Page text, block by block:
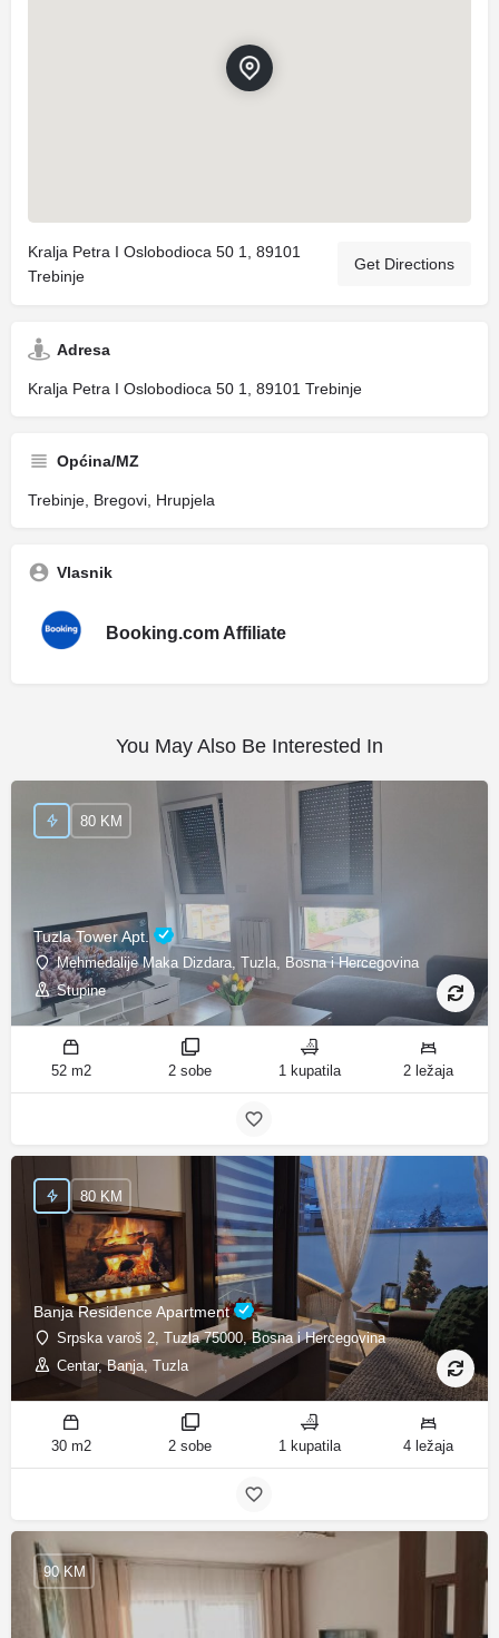
Kralja Petra I Oslobodioca 50 1, 89101
Trebinje
Get Directions
Adresa
Kralja Petra I Oslobodioca 50 1, 89101 Trebinje
Općina/MZ
Trebinje, Bregovi, Hrupjela
Vlasnik
Booking.com Affiliate
You May Also Be Interested In
Tuzla Tower Apt.
Mehmedalije Maka Dizdara, Tuzla, Bosna i Hercegovina
Stupine
80 KM
52 m2 2 sobe 1 kupatila 2 ležaja
Banja Residence Apartment
Srpska varoš 2, Tuzla 75000, Bosna i Hercegovina
Centar, Banja, Tuzla
80 KM
30 m2 2 sobe 1 kupatila 4 ležaja
90 KM